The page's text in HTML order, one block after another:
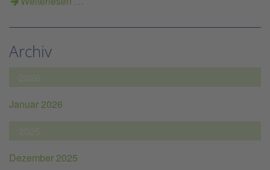
Archiv
Januar 2026
Dezember 2025